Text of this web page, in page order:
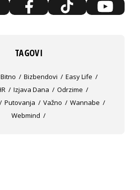
TAGOVI
Bitno Bizbendovi
Easy Life
Izjava Dana
Odrzime
Putovanja Važno
Wannabe
Webmind